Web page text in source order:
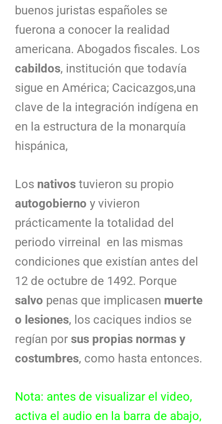
buenos juristas españoles se
fuerona a conocer la realidad
americana. Abogados fiscales. Los
cabildos, institución que todavía
sigue en América; Cacicazgos,una
clave de la integración indígena en
en la estructura de la monarquía
hispánica,
Los nativos tuvieron su propio
autogobierno y vivieron
prácticamente la totalidad del
periodo virreinal en las mismas
condiciones que existían antes del
12 de octubre de 1492. Porque
salvo penas que implicasen muerte
o lesiones, los caciques indios se
regían por sus propias normas y
costumbres, como hasta entonces.
Nota: antes de visualizar el video,
activa el audio en la barra de abajo,